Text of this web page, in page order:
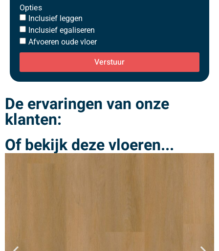
Opties
Inclusief leggen
Inclusief egaliseren
Afvoeren oude vloer
Verstuur
De ervaringen van onze
klanten:
Of bekijk deze vloeren...